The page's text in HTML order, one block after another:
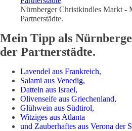
Nürnberger Christkindles Markt -
Partnerstädte.
Mein Tipp als
der Partnerstädte.
Lavendel aus Frankreich,
Salami aus Venedig,
Datteln aus Israel,
Olivenseife aus Griechenland,
Glühwein aus Südtirol,
Witziges aus Atlanta
und Zauberhaftes aus Verona der